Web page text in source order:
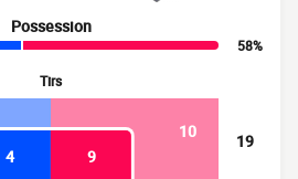
Possession
58%
Tirs
10
4
9
19